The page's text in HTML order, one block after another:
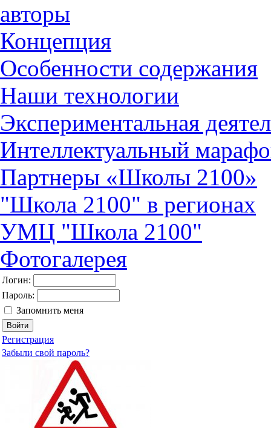
авторы
Концепция
Особенности содержания
Наши технологии
Экспериментальная
Интеллектуальный
Партнеры «Школы 2100»
"Школа 2100" в регионах
УМЦ "Школа 2100"
Фотогалерея
Логин:
Пароль:
Запомнить меня
Регистрация
Забыли свой пароль?